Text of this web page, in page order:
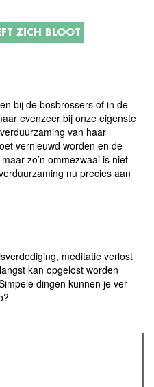
ZICH BLOOT
bij de bosbrossers of in de
evenzeer bij onze eigenste
van haar
vernieuwd worden en de
zo’n ommezwaai is niet
nu precies aan
meditatie verlost
kan opgelost worden
dingen kunnen je ver